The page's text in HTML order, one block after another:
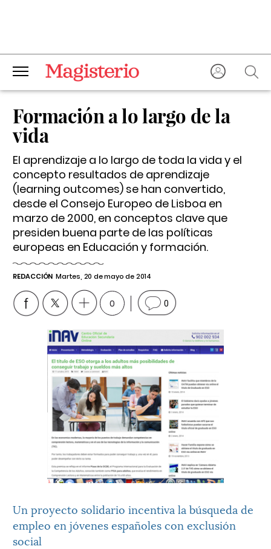
Formación a lo largo de la
vida
El aprendizaje a lo largo de toda la vida y el
concepto resultados de aprendizaje
(learning outcomes) se han convertido,
desde el Consejo Europeo de Lisboa en
marzo de 2000, en conceptos clave que
presiden buena parte de las políticas
europeas en Educación y formación.
REDACCIÓN Martes, 20 de mayo de 2014
0 0
Un proyecto solidario incentiva la búsqueda de
empleo en jóvenes españoles con exclusión
social